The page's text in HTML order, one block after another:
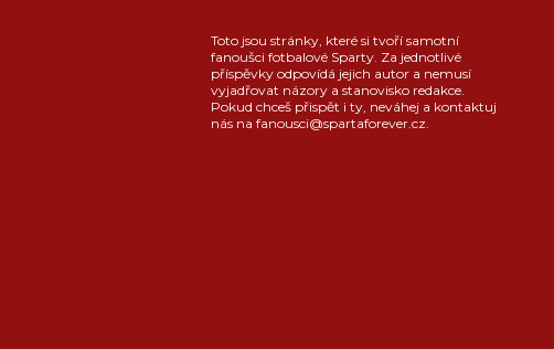
Toto jsou stránky, které si tvoří samotní
fanoušci fotbalové Sparty. Za jednotlivé
příspěvky odpovídá jejich autor a nemusí
vyjadřovat názory a stanovisko redakce.
Pokud chceš přispět i ty, neváhej a kontaktuj
nás na fanousci@spartaforever.cz.